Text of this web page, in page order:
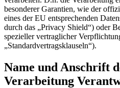
besonderer Garantien, wie der
eines der EU entsprechenden
durch das „Privacy Shield“) oder
spezieller vertraglicher
„Standardvertragsklauseln“).
Name und Anschrift
Verarbeitung